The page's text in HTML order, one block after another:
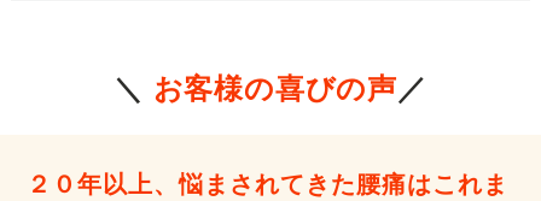
＼ お客様の喜びの声／
２０年以上、悩まされてきた腰痛はこれま